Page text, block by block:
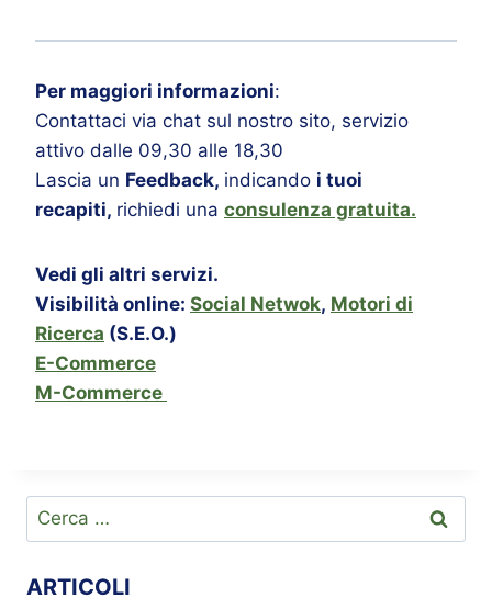
Per maggiori informazioni:
Contattaci via chat sul nostro sito, servizio
attivo dalle 09,30 alle 18,30
Lascia un Feedback, indicando i tuoi
recapiti, richiedi una consulenza gratuita.
Vedi gli altri servizi.
Visibilità online: Social Netwok, Motori di
Ricerca (S.E.O.)
E-Commerce
M-Commerce
ARTICOLI